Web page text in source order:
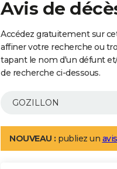
Avis de
Accédez gratuitement sur
affiner votre recherche ou
tapant le nom d'un défunt
de recherche ci-dessous.
NOUVEAU : publiez un